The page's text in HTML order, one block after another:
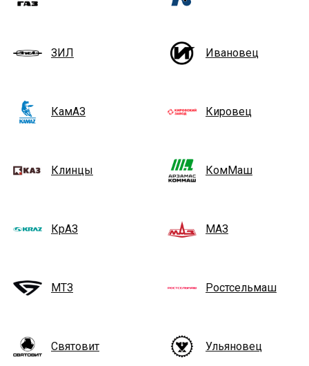
ЗИЛ Ивановец
КамАЗ Кировец
Клинцы КомМаш
КрАЗ МАЗ
МТЗ Ростсельмаш
Святовит Ульяновец